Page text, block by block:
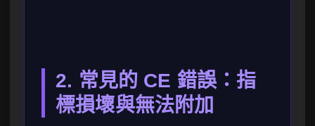
2. 常見的 CE 錯誤：指
標損壞與無法附加